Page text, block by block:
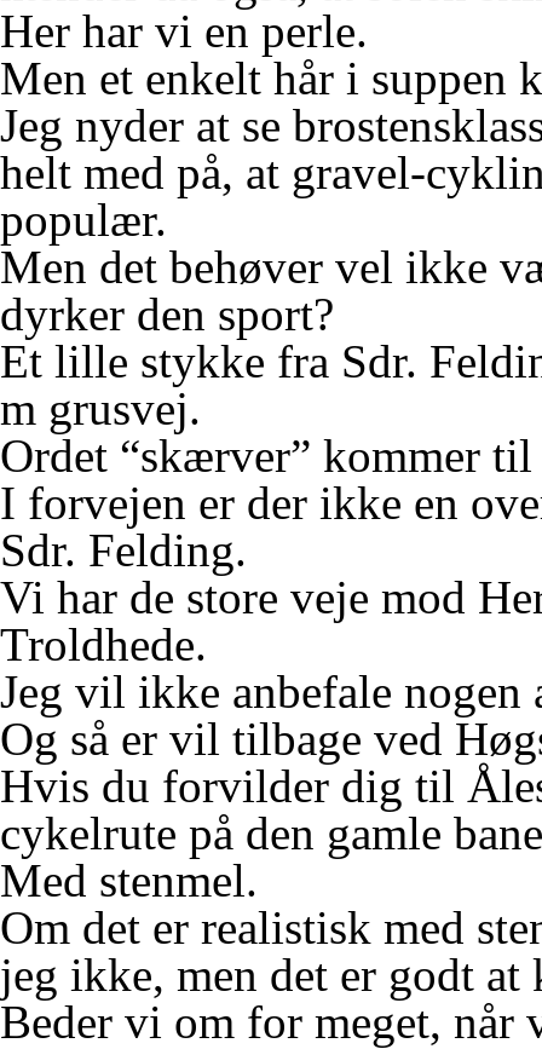
Her har vi en perle.
Men et enkelt hår i suppen
Jeg nyder at se
helt med på, at gravel-
populær.
Men det behøver vel ikke
dyrker den sport?
Et lille stykke fra Sdr.
m grusvej.
Ordet “skærver” kommer
I forvejen er der ikke en
Sdr. Felding.
Vi har de store veje mod
Troldhede.
Jeg vil ikke anbefale
Og så er vil tilbage ved
Hvis du forvilder dig til
cykelrute på den gamle
Med stenmel.
Om det er realistisk med
jeg ikke, men det er godt at
Beder vi om for meget, når